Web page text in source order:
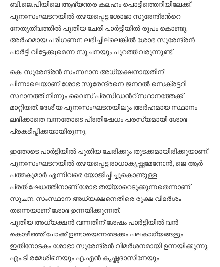
ബി.ജെ.പിയിലെ ആഭ്യന്തര കലഹം പൊട്ടിത്തെറിയിലേക്ക്.
പുനഃസംഘടനയില്‍ തഴയപ്പെട്ട ശോഭാ സുരേന്ദ്രന്‍റെ
നേതൃത്വത്തില്‍ പുതിയ ചേരി പാര്‍ട്ടിയില്‍ രൂപം കൊണ്ടു.
അര്‍ഹമായ പരിഗണന ലഭിച്ചില്ലെങ്കില്‍ ശോഭ സുരേന്ദ്രന്‍
പാര്‍ട്ടി വിട്ടേക്കുമെന്ന സൂചനയും പുറത്ത് വരുന്നുണ്ട്.
കെ. സുരേന്ദ്രന്‍ സംസ്ഥാന അധ്യക്ഷനായതിന്
പിന്നാലെയാണ് ശോഭ സുരേന്ദ്രനെ ജനറല്‍ സെക്രട്ടറി
സ്ഥാനത്ത് നിന്നും വൈസ് പ്രസിഡന്‍റ് സ്ഥാനത്തേക്ക്
മാറ്റിയത്. ദേശീയ പുനഃസംഘടനയിലും അര്‍ഹമായ സ്ഥാനം
ലഭിക്കാതെ വന്നതോടെ പ്രതിഷേധം പരസ്യമായി ശോഭ
പ്രകടിപ്പിക്കയായിരുന്നു.
ഇതോടെ പാര്‍ട്ടിയില്‍ പുതിയ ചേരിക്കും തുടക്കമായിരിക്കുയാണ്.
പുനഃസംഘടനയില്‍ തഴയപ്പെട്ട രാധാകൃഷ്ണമേനോന്‍, ജെ ആര്‍
പത്മകുമാര്‍ എന്നിവരെ യോജിപ്പിച്ചുകൊണ്ടുള്ള
പ്രതിഷേധത്തിനാണ് ശോഭ തയ്യാറെടുക്കുന്നതെന്നാണ്
സൂചന. സംസ്ഥാന അധ്യക്ഷനെതിരെ രൂക്ഷ വിമര്‍ശം
തന്നെയാണ് ശോഭ ഉന്നയിക്കുന്നത്.
പുതിയ അധ്യക്ഷന്‍ വന്നതിന് ശേഷം പാര്‍ട്ടിയില്‍ വന്‍
കൊഴിഞ്ഞ് പോക്ക് ഉണ്ടായെന്നതടക്കം പലകാര്യങ്ങളും
ഇതിനോടകം ശോഭാ സുരേന്ദ്രന്‍ വിമര്‍ശനമായി ഉന്നയിക്കുന്നു.
എം.ടി രമേശിനെയും എ.എന്‍ കൃഷ്ണദാസിനേയും